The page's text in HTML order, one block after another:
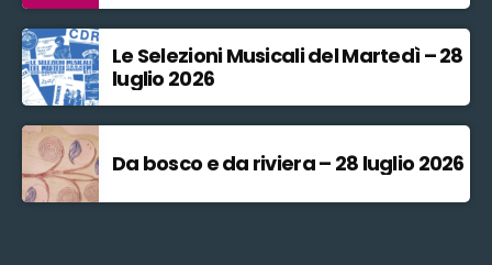
Le Selezioni Musicali del Martedì – 28
luglio 2026
Da bosco e da riviera – 28 luglio 2026